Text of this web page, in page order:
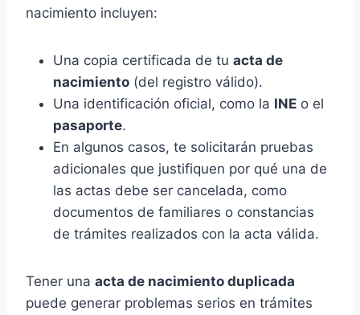
nacimiento incluyen:
Una copia certificada de tu acta de
nacimiento (del registro válido).
Una identificación oficial, como la INE o el
pasaporte.
En algunos casos, te solicitarán pruebas
adicionales que justifiquen por qué una de
las actas debe ser cancelada, como
documentos de familiares o constancias
de trámites realizados con la acta válida.
Tener una acta de nacimiento duplicada
puede generar problemas serios en trámites